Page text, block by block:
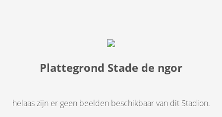
Plattegrond Stade de ngor
helaas zijn er geen beelden beschikbaar van dit Stadion.